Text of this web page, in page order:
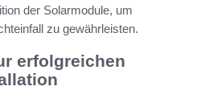
der Solarmodule, um
zu gewährleisten.
erfolgreichen